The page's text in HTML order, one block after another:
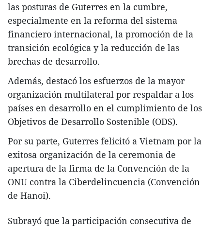
las posturas de Guterres en la cumbre,
especialmente en la reforma del sistema
financiero internacional, la promoción de la
transición ecológica y la reducción de las
brechas de desarrollo.
Además, destacó los esfuerzos de la mayor
organización multilateral por respaldar a los
países en desarrollo en el cumplimiento de los
Objetivos de Desarrollo Sostenible (ODS).
Por su parte, Guterres felicitó a Vietnam por la
exitosa organización de la ceremonia de
apertura de la firma de la Convención de la
ONU contra la Ciberdelincuencia (Convención
de Hanoi).
Subrayó que la participación consecutiva de